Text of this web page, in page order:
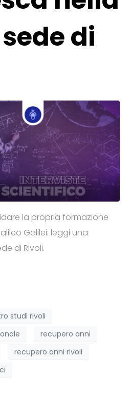
di
la propria formazione
Galilei: leggi una
di Rivoli.
studi rivoli
recupero anni
recupero anni rivoli